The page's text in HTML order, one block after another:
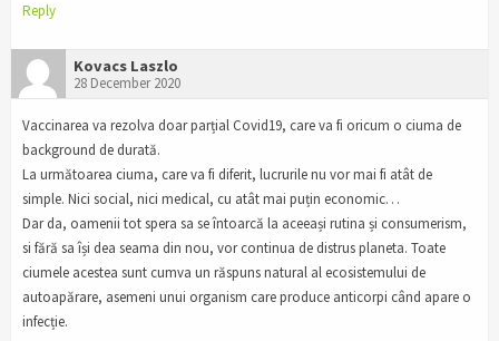
Reply
Kovacs Laszlo
28 December 2020
Vaccinarea va rezolva doar parțial Covid19, care va fi oricum o ciuma de
background de durată.
La următoarea ciuma, care va fi diferit, lucrurile nu vor mai fi atât de
simple. Nici social, nici medical, cu atât mai puțin economic…
Dar da, oamenii tot spera sa se întoarcă la aceeași rutina și consumerism,
si fără sa își dea seama din nou, vor continua de distrus planeta. Toate
ciumele acestea sunt cumva un răspuns natural al ecosistemului de
autoapărare, asemeni unui organism care produce anticorpi când apare o
infecție.